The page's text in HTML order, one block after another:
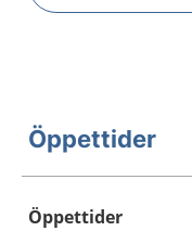
Öppettider
Öppettider